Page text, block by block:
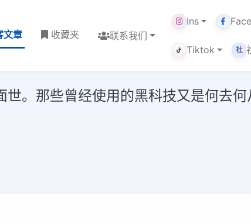
文章 收藏夹 联系我们
Ins
Tiktok 社
。那些曾经使用的黑科技又是何去